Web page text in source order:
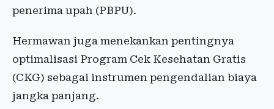
penerima upah (PBPU).
Hermawan juga menekankan pentingnya
optimalisasi Program Cek Kesehatan Gratis
(CKG) sebagai instrumen pengendalian biaya
jangka panjang.